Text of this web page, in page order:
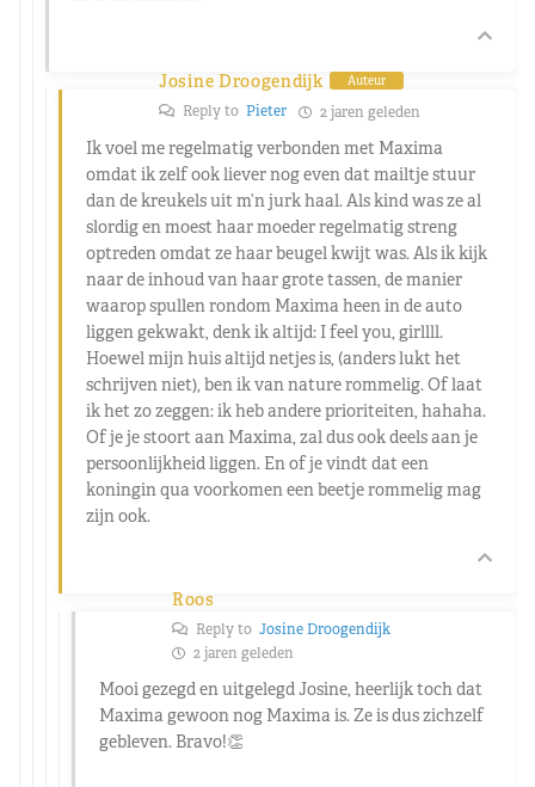
Josine Droogendijk Auteur
Reply to Pieter 2 jaren geleden
Ik voel me regelmatig verbonden met Maxima
omdat ik zelf ook liever nog even dat mailtje stuur
dan de kreukels uit m’n jurk haal. Als kind was ze al
slordig en moest haar moeder regelmatig streng
optreden omdat ze haar beugel kwijt was. Als ik kijk
naar de inhoud van haar grote tassen, de manier
waarop spullen rondom Maxima heen in de auto
liggen gekwakt, denk ik altijd: I feel you, girllll.
Hoewel mijn huis altijd netjes is, (anders lukt het
schrijven niet), ben ik van nature rommelig. Of laat
ik het zo zeggen: ik heb andere prioriteiten, hahaha.
Of je je stoort aan Maxima, zal dus ook deels aan je
persoonlijkheid liggen. En of je vindt dat een
koningin qua voorkomen een beetje rommelig mag
zijn ook.
Roos
Reply to Josine Droogendijk
2 jaren geleden
Mooi gezegd en uitgelegd Josine, heerlijk toch dat
Maxima gewoon nog Maxima is. Ze is dus zichzelf
gebleven. Bravo!👏